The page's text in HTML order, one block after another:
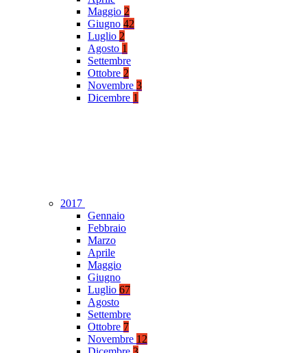
Maggio 2
Giugno 42
Luglio 2
Agosto 1
Settembre
Ottobre 2
Novembre 3
Dicembre 1
2017
Gennaio
Febbraio
Marzo
Aprile
Maggio
Giugno
Luglio 67
Agosto
Settembre
Ottobre 7
Novembre 12